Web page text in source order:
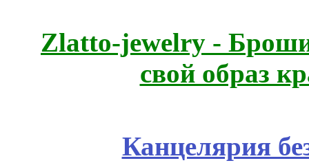
Zlatto-jewelry -
свой образ
Канцелярия